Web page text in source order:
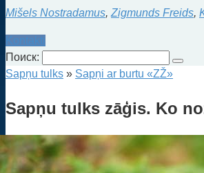
Mišels Nostradamus, Zigmunds Freids,
Kontakti
Поиск:
Sapņu tulks » Sapņi ar burtu «ZŽ»
Sapņu tulks zāģis. Ko